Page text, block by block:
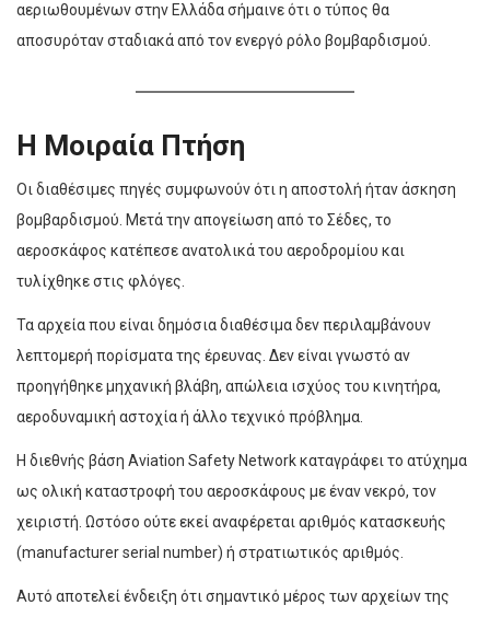
αεριωθουμένων στην Ελλάδα σήμαινε ότι ο τύπος θα
αποσυρόταν σταδιακά από τον ενεργό ρόλο βομβαρδισμού.
Η Μοιραία Πτήση
Οι διαθέσιμες πηγές συμφωνούν ότι η αποστολή ήταν άσκηση
βομβαρδισμού. Μετά την απογείωση από το Σέδες, το
αεροσκάφος κατέπεσε ανατολικά του αεροδρομίου και
τυλίχθηκε στις φλόγες.
Τα αρχεία που είναι δημόσια διαθέσιμα δεν περιλαμβάνουν
λεπτομερή πορίσματα της έρευνας. Δεν είναι γνωστό αν
προηγήθηκε μηχανική βλάβη, απώλεια ισχύος του κινητήρα,
αεροδυναμική αστοχία ή άλλο τεχνικό πρόβλημα.
Η διεθνής βάση Aviation Safety Network καταγράφει το ατύχημα
ως ολική καταστροφή του αεροσκάφους με έναν νεκρό, τον
χειριστή. Ωστόσο ούτε εκεί αναφέρεται αριθμός κατασκευής
(manufacturer serial number) ή στρατιωτικός αριθμός.
Αυτό αποτελεί ένδειξη ότι σημαντικό μέρος των αρχείων της